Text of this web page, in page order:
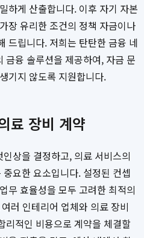
하게 산출합니다. 이후 자기 자본
장 유리한 조건의 정책 자금이나
드립니다. 저희는 탄탄한 금융 네
금융 솔루션을 제공하여, 자금 문
기지 않도록 지원합니다.
료 장비 계약
상을 결정하고, 의료 서비스의
요한 요소입니다. 설정된 컨셉
무 효율성을 모두 고려한 최적의
러 인테리어 업체와 의료 장비
리적인 비용으로 계약을 체결할